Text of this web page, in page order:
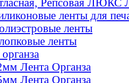
Репсовая ЛЮКС
ленты для
ленты
ленты
Лента Органза
Лента Органза